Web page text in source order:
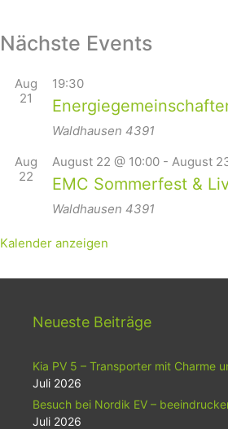
Nächste Events
Aug
21
19:30
Waldhausen 4391
Aug
22
August 22 @ 10:00 - August
EMC Sommerfest &
Waldhausen 4391
Kalender anzeigen
Neueste Beiträge
Kia PV 5 – Transporter mit Charme
Juli 2026
Besuch bei Nordik EV –
Juli 2026